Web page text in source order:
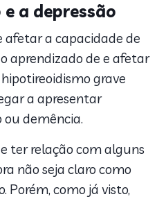
a depressão
afetar a capacidade de
aprendizado de e afetar
grave
a apresentar
ou demência.
ter relação com alguns
não seja claro como
Porém, como já visto,